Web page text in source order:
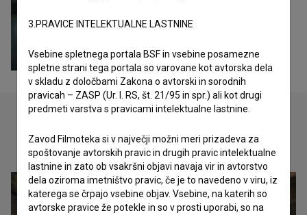
Oglejte si
3.PRAVICE INTELEKTUALNE LASTNINE
Vsebine spletnega portala BSF in vsebine posamezne
spletne strani tega portala so varovane kot avtorska dela
v skladu z določbami Zakona o avtorski in sorodnih
pravicah – ZASP (Ur. l. RS, št. 21/95 in spr.) ali kot drugi
predmeti varstva s pravicami intelektualne lastnine.
Zavod Filmoteka si v največji možni meri prizadeva za
spoštovanje avtorskih pravic in drugih pravic intelektualne
lastnine in zato ob vsakršni objavi navaja vir in avtorstvo
dela oziroma imetništvo pravic, če je to navedeno v viru, iz
katerega se črpajo vsebine objav. Vsebine, na katerih so
avtorske pravice že potekle in so v prosti uporabi, so na